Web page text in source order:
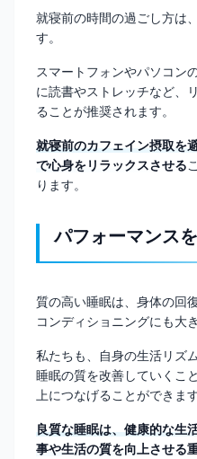
就寝前の時間の過ごし方は
す。
スマートフォンやパソコン
に読書やストレッチなど、
ることが推奨されます。
就寝前のカフェイン摂取を
で心身をリラックスさせる
ります。
パフォーマンス
質の高い睡眠は、身体の回
コンディショニングにも大
私たちも、自身の生活リズ
睡眠の質を改善していくこ
上につなげることができます
良質な睡眠は、健康的な生
事や生活の質を向上させる